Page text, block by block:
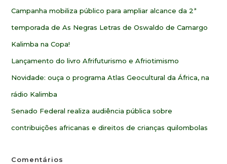
Campanha mobiliza público para ampliar alcance da 2ª
temporada de As Negras Letras de Oswaldo de Camargo
Kalimba na Copa!
Lançamento do livro Afrifuturismo e Afriotimismo
Novidade: ouça o programa Atlas Geocultural da África, na
rádio Kalimba
Senado Federal realiza audiência pública sobre
contribuições africanas e direitos de crianças quilombolas
Comentários